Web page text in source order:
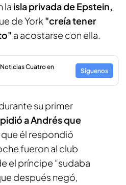
la isla privada de Epstein,
de York "creía tener
a acostarse con ella.
Cuatro en
Síguenos
su primer
a Andrés que
que él respondió
fueron al club
el príncipe “sudaba
después negó,